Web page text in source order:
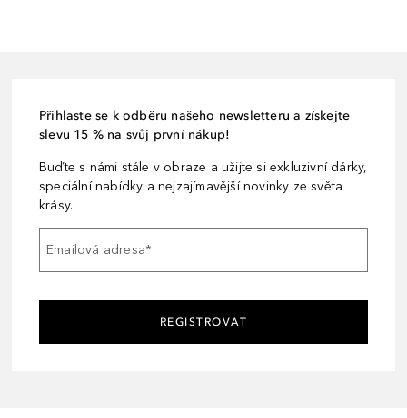
Přihlaste se k odběru našeho newsletteru a získejte
slevu 15 % na svůj první nákup!
Buďte s námi stále v obraze a užijte si exkluzivní dárky,
speciální nabídky a nejzajímavější novinky ze světa
krásy.
Emailová adresa*
REGISTROVAT